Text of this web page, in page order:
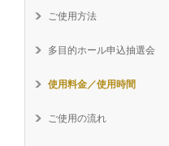
ご使用方法
多目的ホール申込抽選会
使用料金／使用時間
ご使用の流れ